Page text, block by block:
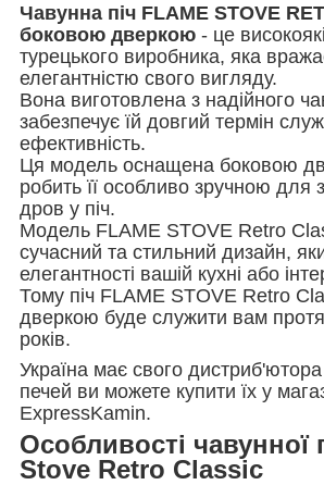
Чавунна піч FLAME STOVE
боковою дверкою - це
турецького виробника, яка
елегантністю свого вигляду.
Вона виготовлена з надійного
забезпечує їй довгий термін
ефективність.
Ця модель оснащена боковою
робить її особливо зручною для
дров у піч.
Модель FLAME STOVE Retro
сучасний та стильний дизайн,
елегантності вашій кухні або
Тому піч FLAME STOVE Retro
дверкою буде служити вам
років.
Україна має свого
печей ви можете купити їх у
ExpressKamin.
Особливості чавунної
Stove Retro Classic